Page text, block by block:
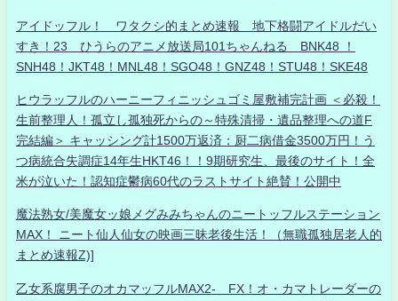
アイドッフル！ ワタクシ的まとめ速報 地下格闘アイドルだい
すき！23 ひうらのアニメ放送局101ちゃんねる BNK48 ！
SNH48！JKT48！MNL48！SGO48！GNZ48！STU48！SKE48
ヒウラッフルのハーニーフィニッシュゴミ屋敷補完計画 ＜必殺！
生前整理人！孤立し孤独死からの～特殊清掃・遺品整理への道F
完結編＞ キャッシング計1500万返済：厨二病借金3500万円！う
つ病統合失調症14年生HKT46！！9期研究生、最後のサイト！全
米が泣いた！認知症鬱病60代のラストサイト絶賛！公開中
魔法熟女/美魔女ッ娘メグみみちゃんのニートッフルステーション
MAX！ ニート仙人仙女の映画三昧老後生活！（無職孤独居老人的
まとめ速報Z)]
乙女系腐男子のオカマッフルMAX2- FX！オ・カマトレーダーの